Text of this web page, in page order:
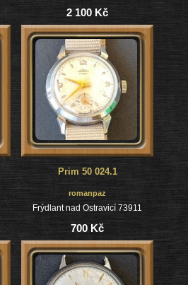
2 100 Kč
Prim 50 024.1
romanpaz
Frýdlant nad Ostravicí 73911
700 Kč